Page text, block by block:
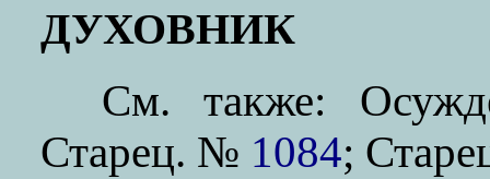
ДУХОВНИК
См. также:
Старец. № 1084;